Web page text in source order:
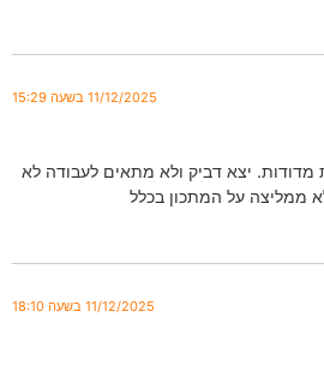
11/12/2025 בשעה 15:29
מדודות. יצא דביק ולא מתאים לעבודה לא
ממליצה על המתכון בכלל
11/12/2025 בשעה 18:10